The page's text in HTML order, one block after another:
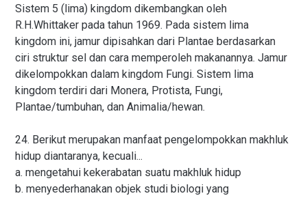
Sistem 5 (lima) kingdom dikembangkan oleh
R.H.Whittaker pada tahun 1969. Pada sistem lima
kingdom ini, jamur dipisahkan dari Plantae berdasarkan
ciri struktur sel dan cara memperoleh makanannya. Jamur
dikelompokkan dalam kingdom Fungi. Sistem lima
kingdom terdiri dari Monera, Protista, Fungi,
Plantae/tumbuhan, dan Animalia/hewan.
24. Berikut merupakan manfaat pengelompokkan makhluk
hidup diantaranya, kecuali...
a. mengetahui kekerabatan suatu makhluk hidup
b. menyederhanakan objek studi biologi yang